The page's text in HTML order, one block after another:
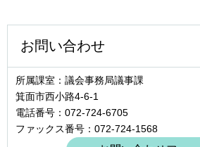
お問い合わせ
所属課室：議会事務局議事課
箕面市西小路4‐6‐1
電話番号：072-724-6705
ファックス番号：072-724-1568